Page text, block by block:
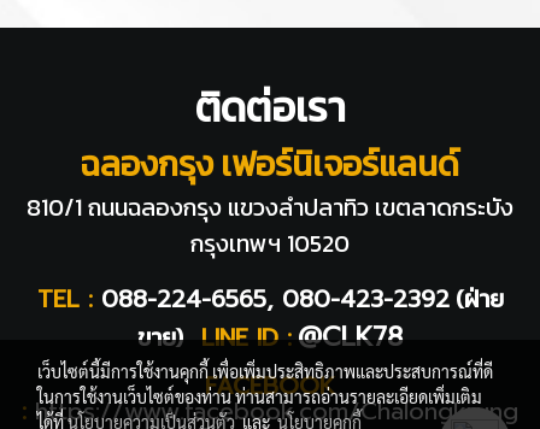
ติดต่อเรา
ฉลองกรุง เฟอร์นิเจอร์แลนด์
810/1 ถนนฉลองกรุง แขวงลำปลาทิว เขตลาดกระบัง
กรุงเทพฯ 10520
TEL : 088-224-6565, 080-423-2392 (ฝ่าย
ขาย) LINE ID : @CLK78
FACEBOOK
: https://www.facebook.com/Chalongkrung
เว็บไซต์นี้มีการใช้งานคุกกี้ เพื่อเพิ่มประสิทธิภาพและประสบการณ์ที่ดี
ในการใช้งานเว็บไซต์ของท่าน ท่านสามารถอ่านรายละเอียดเพิ่มเติม
ได้ที่นโยบายความเป็นส่วนตัวและนโยบายคุกกี้